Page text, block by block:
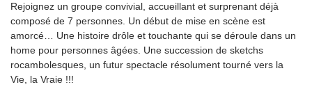
Rejoignez un groupe convivial, accueillant et surprenant déjà
composé de 7 personnes. Un début de mise en scène est
amorcé… Une histoire drôle et touchante qui se déroule dans un
home pour personnes âgées. Une succession de sketchs
rocambolesques, un futur spectacle résolument tourné vers la
Vie, la Vraie !!!